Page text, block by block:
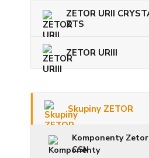
ZETOR URII
ZTS
ZETOR URIII
Skupiny ZETOR
Komponenty
CSN